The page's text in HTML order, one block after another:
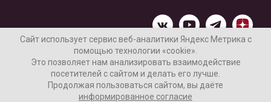
Материалы предоставлены редакцией Интернет-газеты
«Ваши новости»
Нашли ошибку? Выделите ее и нажмите Ctrl+Enter
Сайт использует сервис веб-аналитики Яндекс Метрика с
помощью технологии «cookie».
Это позволяет нам анализировать взаимодействие
посетителей с сайтом и делать его лучше.
Продолжая пользоваться сайтом, вы даёте
информированное согласие